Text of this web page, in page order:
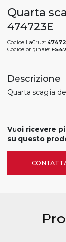
Quarta
474723E
Codice LaCruz:
Codice originale:
Descrizione
Quarta scaglia
Vuoi ricevere
su questo